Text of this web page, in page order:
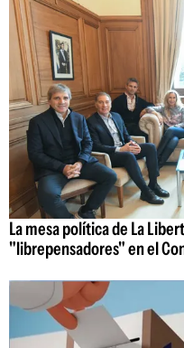
La mesa política de La
"librepensadores" en el